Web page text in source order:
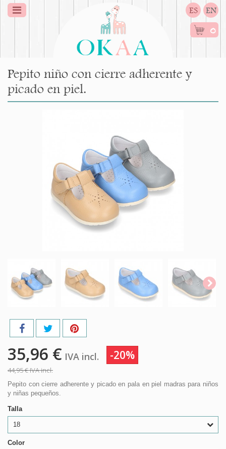
ES EN
0
Pepito niño con cierre adherente y
picado en piel.
35,96 € IVA incl. -20%
44,95 €IVA incl.
Pepito con cierre adherente y picado en pala en piel madras para niños
y niñas pequeños.
Talla
18
Color